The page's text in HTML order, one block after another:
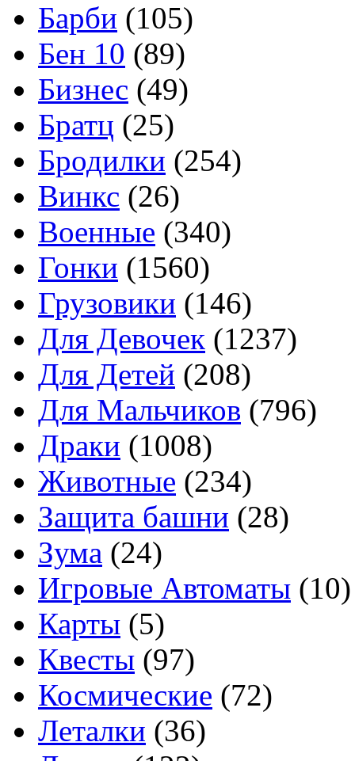
Барби (105)
Бен 10 (89)
Бизнес (49)
Братц (25)
Бродилки (254)
Винкс (26)
Военные (340)
Гонки (1560)
Грузовики (146)
Для Девочек (1237)
Для Детей (208)
Для Мальчиков (796)
Драки (1008)
Животные (234)
Защита башни (28)
Зума (24)
Игровые Автоматы (10)
Карты (5)
Квесты (97)
Космические (72)
Леталки (36)